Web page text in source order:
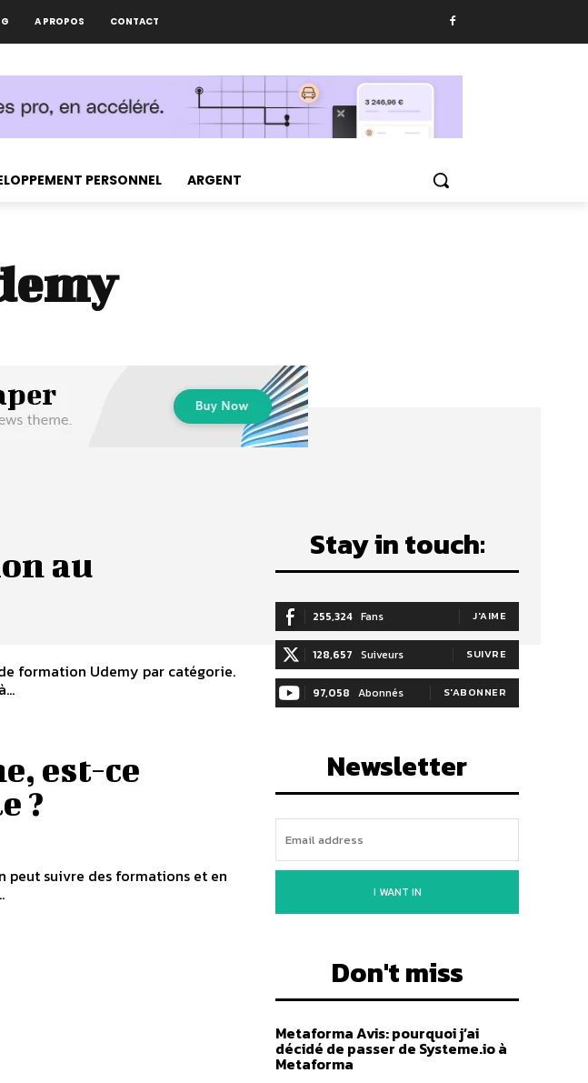
A PROPOS CONTACT
PERSONNEL ARGENT
au
formation Udemy par catégorie.
est-ce
?
peut suivre des formations et en
Stay in touch:
255,324 Fans J'AIME
128,657 Suiveurs SUIVRE
97,058 Abonnés S'ABONNER
Newsletter
I WANT IN
Don't miss
Metaforma Avis: pourquoi j’ai
décidé de passer de Systeme.io à
Metaforma